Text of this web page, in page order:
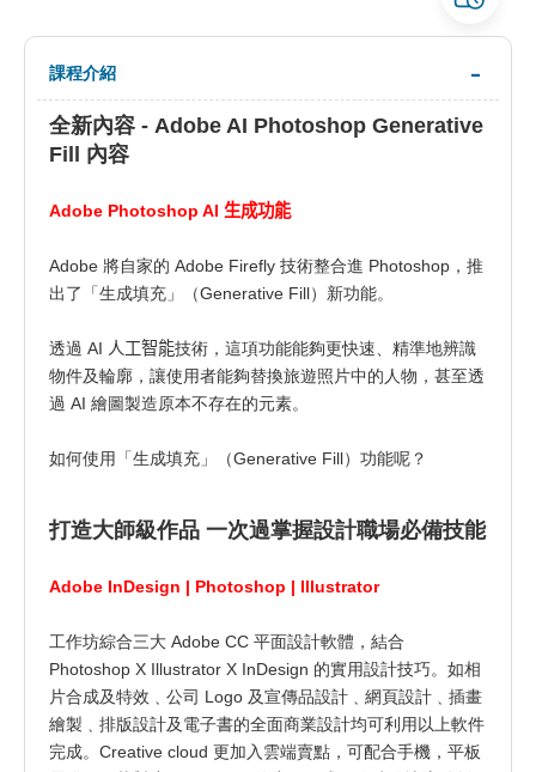
課程介紹
全新內容 - Adobe AI Photoshop Generative
Fill 內容
Adobe Photoshop AI 生成功能
Adobe 將自家的 Adobe Firefly 技術整合進 Photoshop，推
出了「生成填充」（Generative Fill）新功能。
透過 AI 人工智能技術，這項功能能夠更快速、精準地辨識
物件及輪廓，讓使用者能夠替換旅遊照片中的人物，甚至透
過 AI 繪圖製造原本不存在的元素。
如何使用「生成填充」（Generative Fill）功能呢？
打造大師級作品 一次過掌握設計職場必備技能
Adobe InDesign | Photoshop | Illustrator
工作坊綜合三大 Adobe CC 平面設計軟體，結合
Photoshop X Illustrator X InDesign 的實用設計技巧。如相
片合成及特效﹑公司 Logo 及宣傳品設計﹑網頁設計﹑插畫
繪製﹑排版設計及電子書的全面商業設計均可利用以上軟件
完成。Creative cloud 更加入雲端賣點，可配合手機，平板